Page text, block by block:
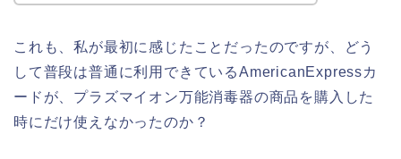
これも、私が最初に感じたことだったのですが、どう
して普段は普通に利用できているAmericanExpressカ
ードが、プラズマイオン万能消毒器の商品を購入した
時にだけ使えなかったのか？